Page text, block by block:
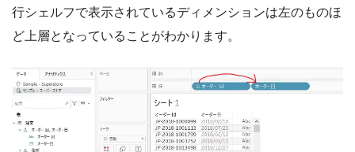
行シェルフで表示されているディメンションは左のものほ
ど上層となっていることがわかります。